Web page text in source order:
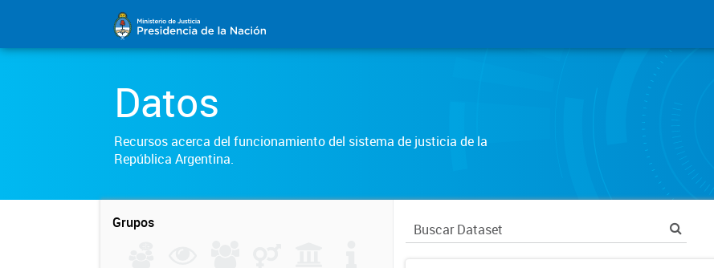
Datos
Recursos acerca del funcionamiento del sistema de justicia de la
República Argentina.
Grupos